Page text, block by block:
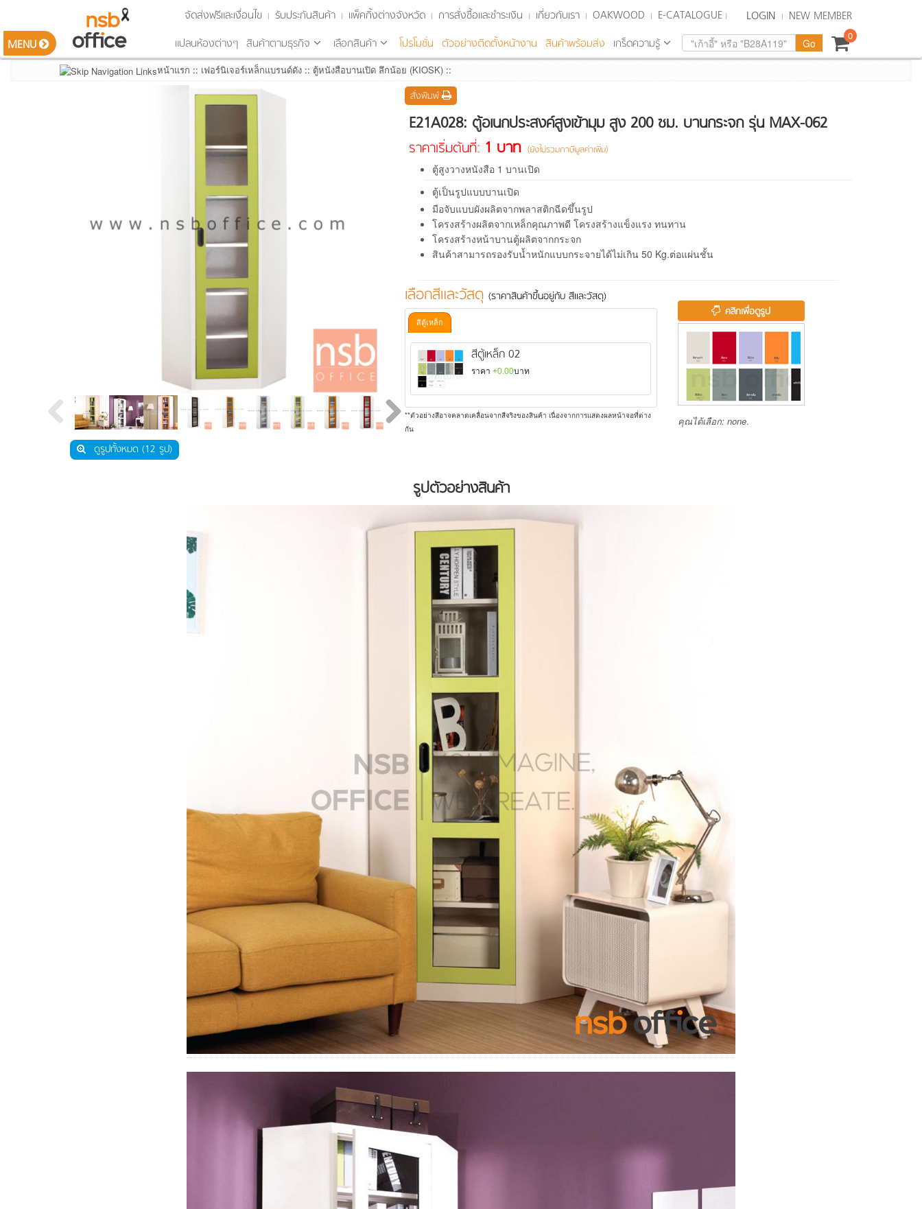
MENU
LOGIN NEW MEMBER
จัดส่งฟรีและเงื่อนไข รับประกันสินค้า แพ็คกิ้งต่างจังหวัด การสั่งซื้อและชำระเงิน เกี่ยวกับเรา OAKWOOD
E-CATALOGUE
แปลนห้องต่างๆ สินค้าตามธุรกิจ เลือกสินค้า โปรโมชั่น ตัวอย่างติดตั้งหน้างาน สินค้าพร้อมส่ง เกร็ดความรู้
0
รายการสินค้า
เก้าอี้สำนักงาน เก้าอี้ผู้บริหาร เก้าอี้รับแขก
เฟอร์นิเจอร์อื่นๆ
ชุดห้องครัวสำเร็จรูป
อะไหล่เฟอร์นิเจอร์
หน้าแรก :: เฟอร์นิเจอร์เหล็กแบรนด์ดัง :: ตู้หนังสือบานเปิด ลึกน้อย (KIOSK) ::
ดูรูปทั้งหมด (12 รูป)
สั่งพิมพ์
E21A028: ตู้อเนกประสงค์สูงเข้ามุม สูง 200 ซม. บานกระจก รุ่น MAX-062
ราคาเริ่มต้นที่: 1 บาท (ยังไม่รวมภาษีมูลค่าเพิ่ม)
ตู้สูงวางหนังสือ 1 บานเปิด
ตู้เป็นรูปแบบบานเปิด
มือจับแบบผังผลิตจากพลาสติกฉีดขึ้นรูป
โครงสร้างผลิตจากเหล็กคุณภาพดี โครงสร้างแข็งแรง ทนทาน
โครงสร้างหน้าบานตู้ผลิตจากกระจก
สินค้าสามารถรองรับน้ำหนักแบบกระจายได้ไม่เกิน 50 Kg.ต่อแผ่นชั้น
เลือกสีและวัสดุ (ราคาสินค้าขึ้นอยู่กับ สีและวัสดุ)
สีตู้เหล็ก
สีตู้เหล็ก 02
ราคา +0.00บาท
**ตัวอย่างสีอาจคลาดเคลื่อนจากสีจริงของสินค้า เนื่องจากการแสดงผลหน้าจอที่ต่าง
กัน
คลิกเพื่อดูรูป
คุณได้เลือก: none.
รูปตัวอย่างสินค้า